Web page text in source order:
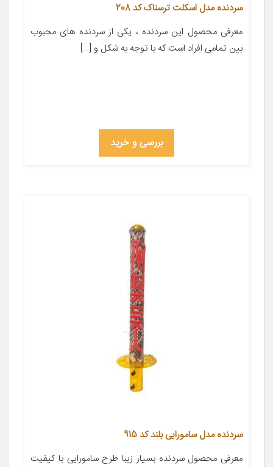
سردنده مدل اسکلت ترسناک کد 208
معرفی محصول این سردنده ، یکی از سردنده های محبوب
بین تمامی افراد است که با توجه به شکل و […]
بررسی و خرید
سردنده مدل سامورایی بلند کد 915
معرفی محصول سردنده بسیار زیبا طرح سامورایی با کیفیت